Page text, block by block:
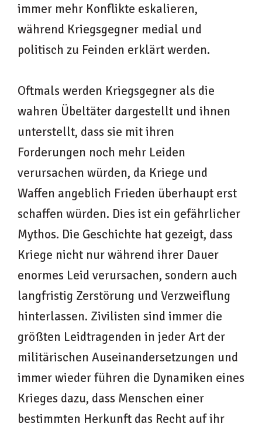
immer mehr Konflikte eskalieren,
während Kriegsgegner medial und
politisch zu Feinden erklärt werden.
Oftmals werden Kriegsgegner als die
wahren Übeltäter dargestellt und ihnen
unterstellt, dass sie mit ihren
Forderungen noch mehr Leiden
verursachen würden, da Kriege und
Waffen angeblich Frieden überhaupt erst
schaffen würden. Dies ist ein gefährlicher
Mythos. Die Geschichte hat gezeigt, dass
Kriege nicht nur während ihrer Dauer
enormes Leid verursachen, sondern auch
langfristig Zerstörung und Verzweiflung
hinterlassen. Zivilisten sind immer die
größten Leidtragenden in jeder Art der
militärischen Auseinandersetzungen und
immer wieder führen die Dynamiken eines
Krieges dazu, dass Menschen einer
bestimmten Herkunft das Recht auf ihr